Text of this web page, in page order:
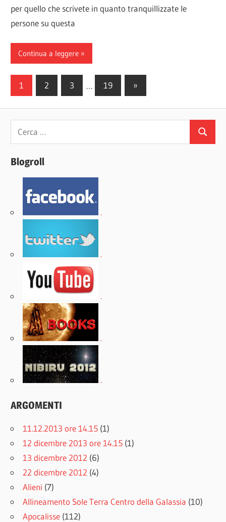
per quello che scrivete in quanto tranquillizzate le
persone su questa
Continua a leggere
Paginazione
articoli
1 2 3 … 19
Articoli
successivi
»
Ricerca
per:
Cerca
Blogroll
.
.
.
.
.
ARGOMENTI
11.12.2013 ore 14.15 (1)
12 dicembre 2013 ore 14.15 (1)
13 dicembre 2012 (6)
22 dicembre 2012 (4)
Alieni (7)
Allineamento Sole Terra Centro della Galassia (10)
Apocalisse (112)